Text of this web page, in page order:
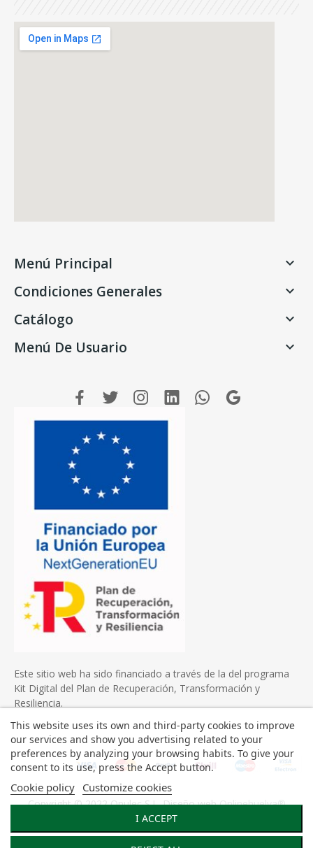
Menú Principal 
Condiciones Generales 
Catálogo 
Menú De Usuario 
Este sitio web ha sido financiado a través de la del programa
Kit Digital del Plan de Recuperación, Transformación y
Resiliencia.
Copyright © 2022 Onulec S.L. Diseño webOnlinehuelva®
This website uses its own and third-party cookies to improve
our services and show you advertising related to your
preferences by analyzing your browsing habits. To give your
consent to its use, press the Accept button.
Cookie policy Customize cookies
I ACCEPT